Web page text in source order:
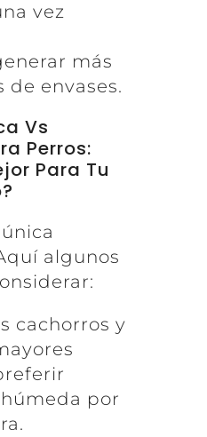
vez
más
de envases.
Vs
Perros:
Para Tu
algunos
cachorros y
por